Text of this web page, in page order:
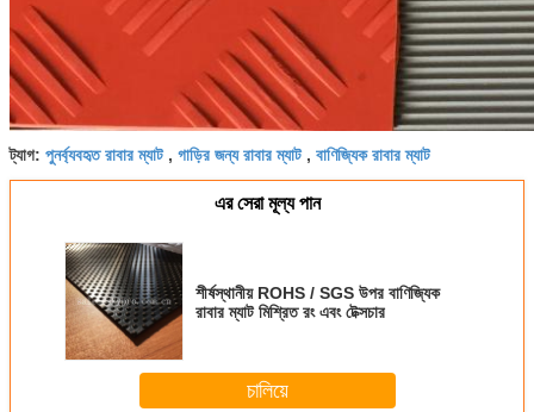
ট্যাগ: পুনর্ব্যবহৃত রাবার ম্যাট, গাড়ির জন্য রাবার ম্যাট, বাণিজ্যিক রাবার ম্যাট
এর সেরা মূল্য পান
শীর্ষস্থানীয় ROHS / SGS উপর বাণিজ্যিক
রাবার ম্যাট মিশ্রিত রং এবং টেক্সচার
চালিয়ে